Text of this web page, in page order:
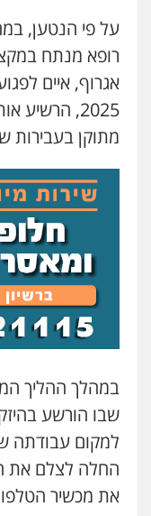
פלילי
פלילי
פלילי
פלילי
גל
פלילי
על פי הנטען,
רופא מנתח
אגרוף, איים
2025,
מתוקן בעבירות
במהלך ההליך
שבו הורשע
למקום עבודתה
החלה לצלם את
את מכשיר